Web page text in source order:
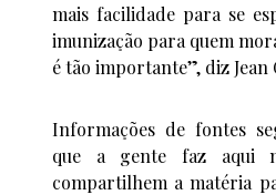
mais facilidade para se
imunização para quem
é tão importante”, diz
Informações de fontes
que a gente faz aqui
compartilhem a matéria